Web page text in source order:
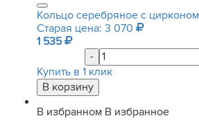
Кольцо серебряное с цирконом
Старая цена: 3 070
1 535
-
Купить в 1 клик
В избранном В избранное